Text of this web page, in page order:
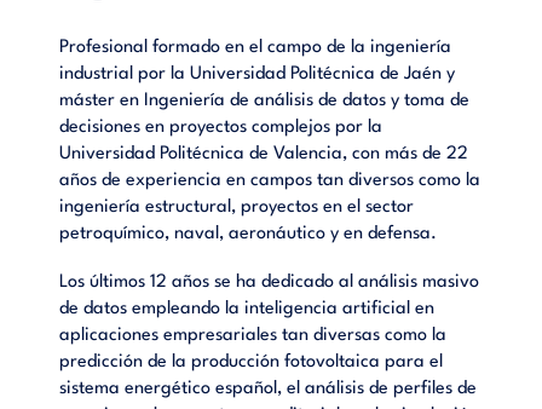
Profesional formado en el campo de la ingeniería
industrial por la Universidad Politécnica de Jaén y
máster en Ingeniería de análisis de datos y toma de
decisiones en proyectos complejos por la
Universidad Politécnica de Valencia, con más de 22
años de experiencia en campos tan diversos como la
ingeniería estructural, proyectos en el sector
petroquímico, naval, aeronáutico y en defensa.
Los últimos 12 años se ha dedicado al análisis masivo
de datos empleando la inteligencia artificial en
aplicaciones empresariales tan diversas como la
predicción de la producción fotovoltaica para el
sistema energético español, el análisis de perfiles de